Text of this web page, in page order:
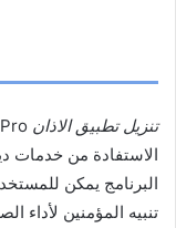
تنزيل تطبيق الاذان
الاستفادة من خدمات
البرنامج يمكن
تنبيه المؤمنين لأداء